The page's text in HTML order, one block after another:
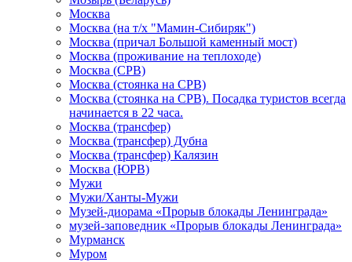
Москва
Москва (на т/х "Мамин-Сибиряк")
Москва (причал Большой каменный мост)
Москва (проживание на теплоходе)
Москва (СРВ)
Москва (стоянка на СРВ)
Москва (стоянка на СРВ). Посадка туристов всегда
начинается в 22 часа.
Москва (трансфер)
Москва (трансфер) Дубна
Москва (трансфер) Калязин
Москва (ЮРВ)
Мужи
Мужи/Ханты-Мужи
Музей-диорама «Прорыв блокады Ленинграда»
музей-заповедник «Прорыв блокады Ленинграда»
Мурманск
Муром